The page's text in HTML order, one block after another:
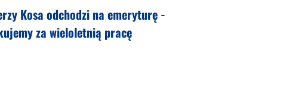
Kosa odchodzi na emeryturę -
za wieloletnią pracę